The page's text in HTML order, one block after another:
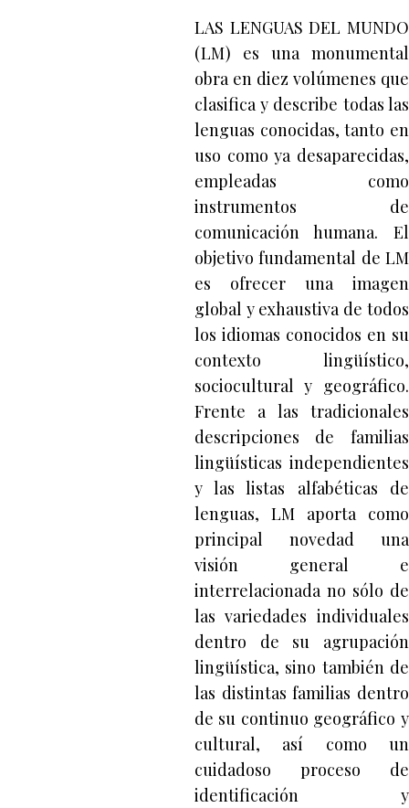
LAS LENGUAS DEL MUNDO
(LM) es una monumental
obra en diez volúmenes que
clasifica y describe todas las
lenguas conocidas, tanto en
uso como ya desaparecidas,
empleadas como
instrumentos de
comunicación humana. El
objetivo fundamental de LM
es ofrecer una imagen
global y exhaustiva de todos
los idiomas conocidos en su
contexto lingüístico,
sociocultural y geográfico.
Frente a las tradicionales
descripciones de familias
lingüísticas independientes
y las listas alfabéticas de
lenguas, LM aporta como
principal novedad una
visión general e
interrelacionada no sólo de
las variedades individuales
dentro de su agrupación
lingüística, sino también de
las distintas familias dentro
de su continuo geográfico y
cultural, así como un
cuidadoso proceso de
identificación y